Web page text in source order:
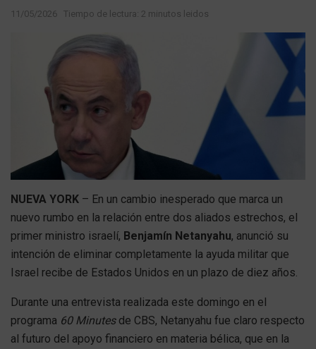
11/05/2026 Tiempo de lectura: 2 minutos leidos
NUEVA YORK – En un cambio inesperado que marca un
nuevo rumbo en la relación entre dos aliados estrechos, el
primer ministro israelí, Benjamín Netanyahu, anunció su
intención de eliminar completamente la ayuda militar que
Israel recibe de Estados Unidos en un plazo de diez años.
Durante una entrevista realizada este domingo en el
programa 60 Minutesde CBS, Netanyahu fue claro respecto
al futuro del apoyo financiero en materia bélica, que en la